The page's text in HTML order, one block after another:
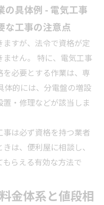
の具体例 - 電気工事
な工事の注意点
すが、法令で資格が定
せん。 特に、電気工事
必要とする作業は、専
体的には、分電盤の増設
・修理などが該当しま
は必ず資格を持つ業者
は、便利屋に相談し、
もらえる有効な方法で
金体系と値段相